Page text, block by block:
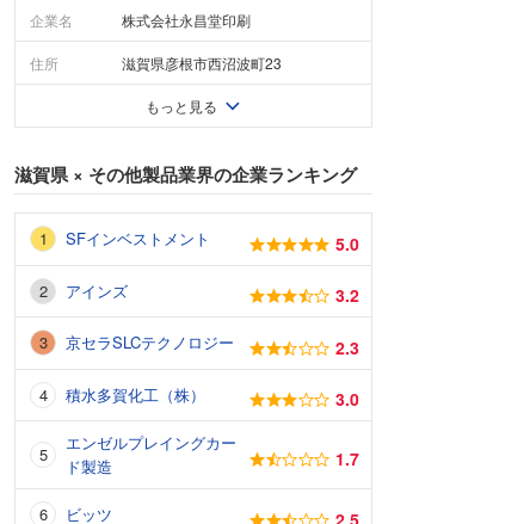
企業名 株式会社永昌堂印刷
住所 滋賀県彦根市西沼波町23
もっと見る
滋賀県× その他製品業界の企業ランキング
SFインベストメント 5.0
アインズ 3.2
京セラSLCテクノロジー 2.3
積水多賀化工（株） 3.0
エンゼルプレイングカー
ド製造
1.7
ビッツ 2.5